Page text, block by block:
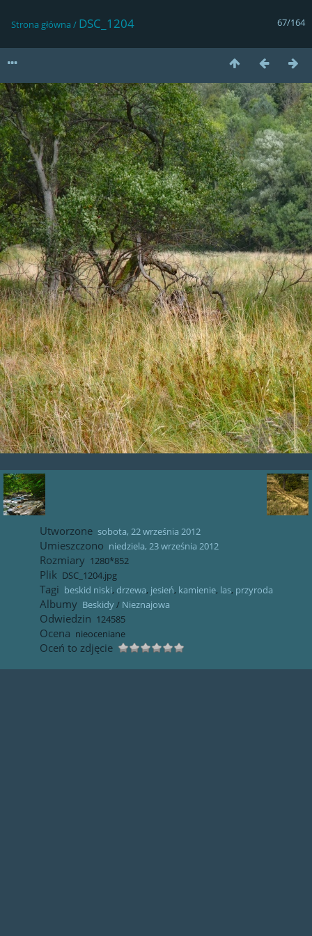
67/164
Strona główna / DSC_1204
Utworzone sobota, 22 września 2012
Umieszczono niedziela, 23 września 2012
Rozmiary 1280*852
Plik DSC_1204.jpg
Tagi beskid niski, drzewa, jesień, kamienie, las, przyroda
Albumy Beskidy/ Nieznajowa
Odwiedzin 124585
Ocena nieoceniane
Oceń to zdjęcie